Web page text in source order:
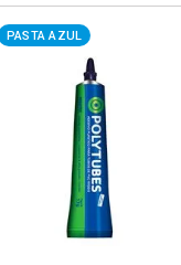
PASTA AZUL